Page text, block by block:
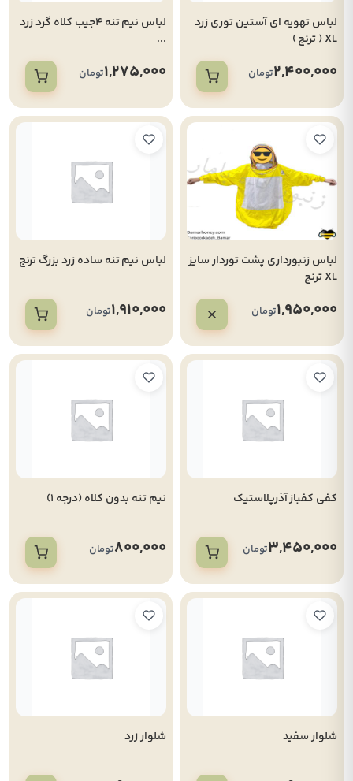
لباس تهویه ای آستین توری زرد
XL ( ترنج )
2,400,000تومان
لباس نیم تنه 4جیب کلاه گرد زرد
...
1,275,000تومان
لباس زنبورداری پشت توردار سایز
XL ترنج
1,950,000تومان
لباس نیم تنه ساده زرد بزرگ ترنج
1,910,000تومان
کفی کفباز آذرپلاستیک
3,450,000تومان
نیم تنه بدون کلاه (درجه 1)
800,000تومان
شلوار سفید شلوار زرد